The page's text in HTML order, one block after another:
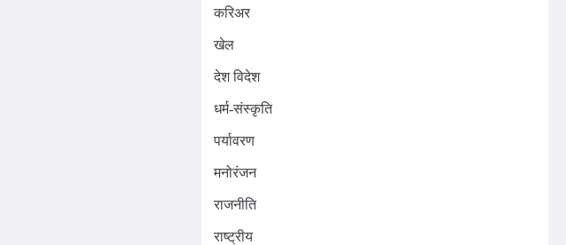
करिअर
खेल
देश विदेश
धर्म-संस्कृति
पर्यावरण
मनोरंजन
राजनीति
राष्ट्रीय